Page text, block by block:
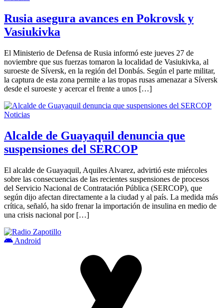
Rusia asegura avances en Pokrovsk y
Vasiukivka
El Ministerio de Defensa de Rusia informó este jueves 27 de
noviembre que sus fuerzas tomaron la localidad de Vasiukivka, al
suroeste de Síversk, en la región del Donbás. Según el parte militar,
la captura de esta zona permite a las tropas rusas amenazar a Síversk
desde el suroeste y acercar el frente a unos […]
Noticias
Alcalde de Guayaquil denuncia que
suspensiones del SERCOP
El alcalde de Guayaquil, Aquiles Alvarez, advirtió este miércoles
sobre las consecuencias de las recientes suspensiones de procesos
del Servicio Nacional de Contratación Pública (SERCOP), que
según dijo afectan directamente a la ciudad y al país. La medida más
crítica, señaló, ha sido frenar la importación de insulina en medio de
una crisis nacional por […]
Android